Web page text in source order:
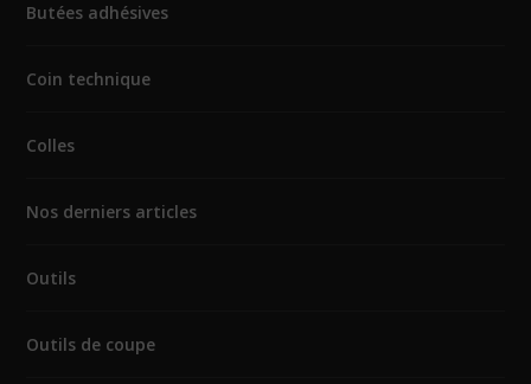
Butées adhésives
Coin technique
Colles
Nos derniers articles
Outils
Outils de coupe